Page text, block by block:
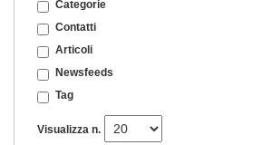
Categorie
Contatti
Articoli
Newsfeeds
Tag
Visualizza n.